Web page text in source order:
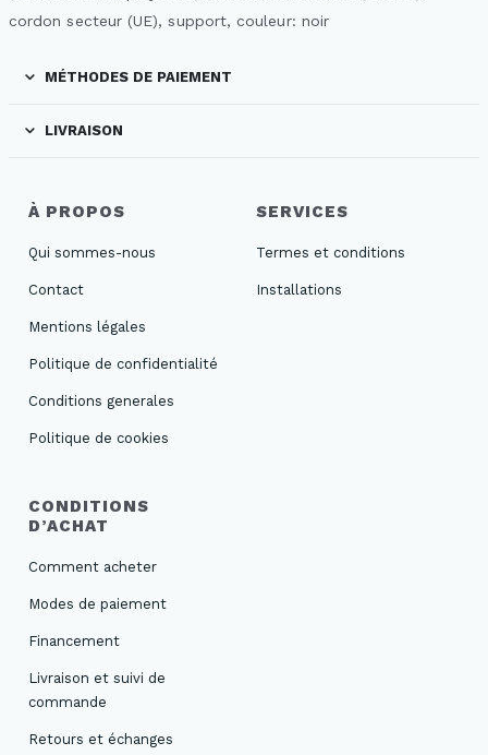
cordon secteur (UE), support, couleur: noir
MÉTHODES DE PAIEMENT
LIVRAISON
À PROPOS
Qui sommes-nous
Contact
Mentions légales
Politique de confidentialité
Conditions generales
Politique de cookies
SERVICES
Termes et conditions
Installations
CONDITIONS
D’ACHAT
Comment acheter
Modes de paiement
Financement
Livraison et suivi de
commande
Retours et échanges